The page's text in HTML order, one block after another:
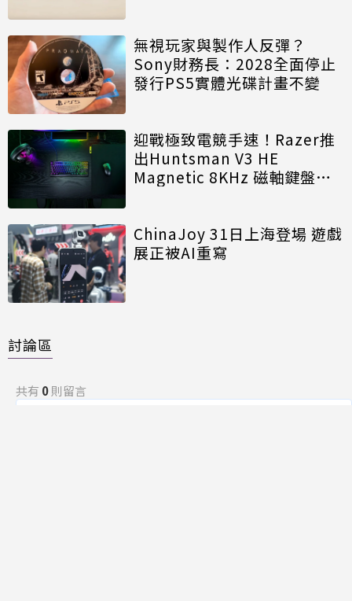
無視玩家與製作人反彈？
Sony財務長：2028全面停止
發行PS5實體光碟計畫不變
迎戰極致電競手速！Razer推
出Huntsman V3 HE
Magnetic 8KHz 磁軸鍵盤效
ChinaJoy 31日上海登場 遊戲
展正被AI重寫
討論區
共有 0則留言